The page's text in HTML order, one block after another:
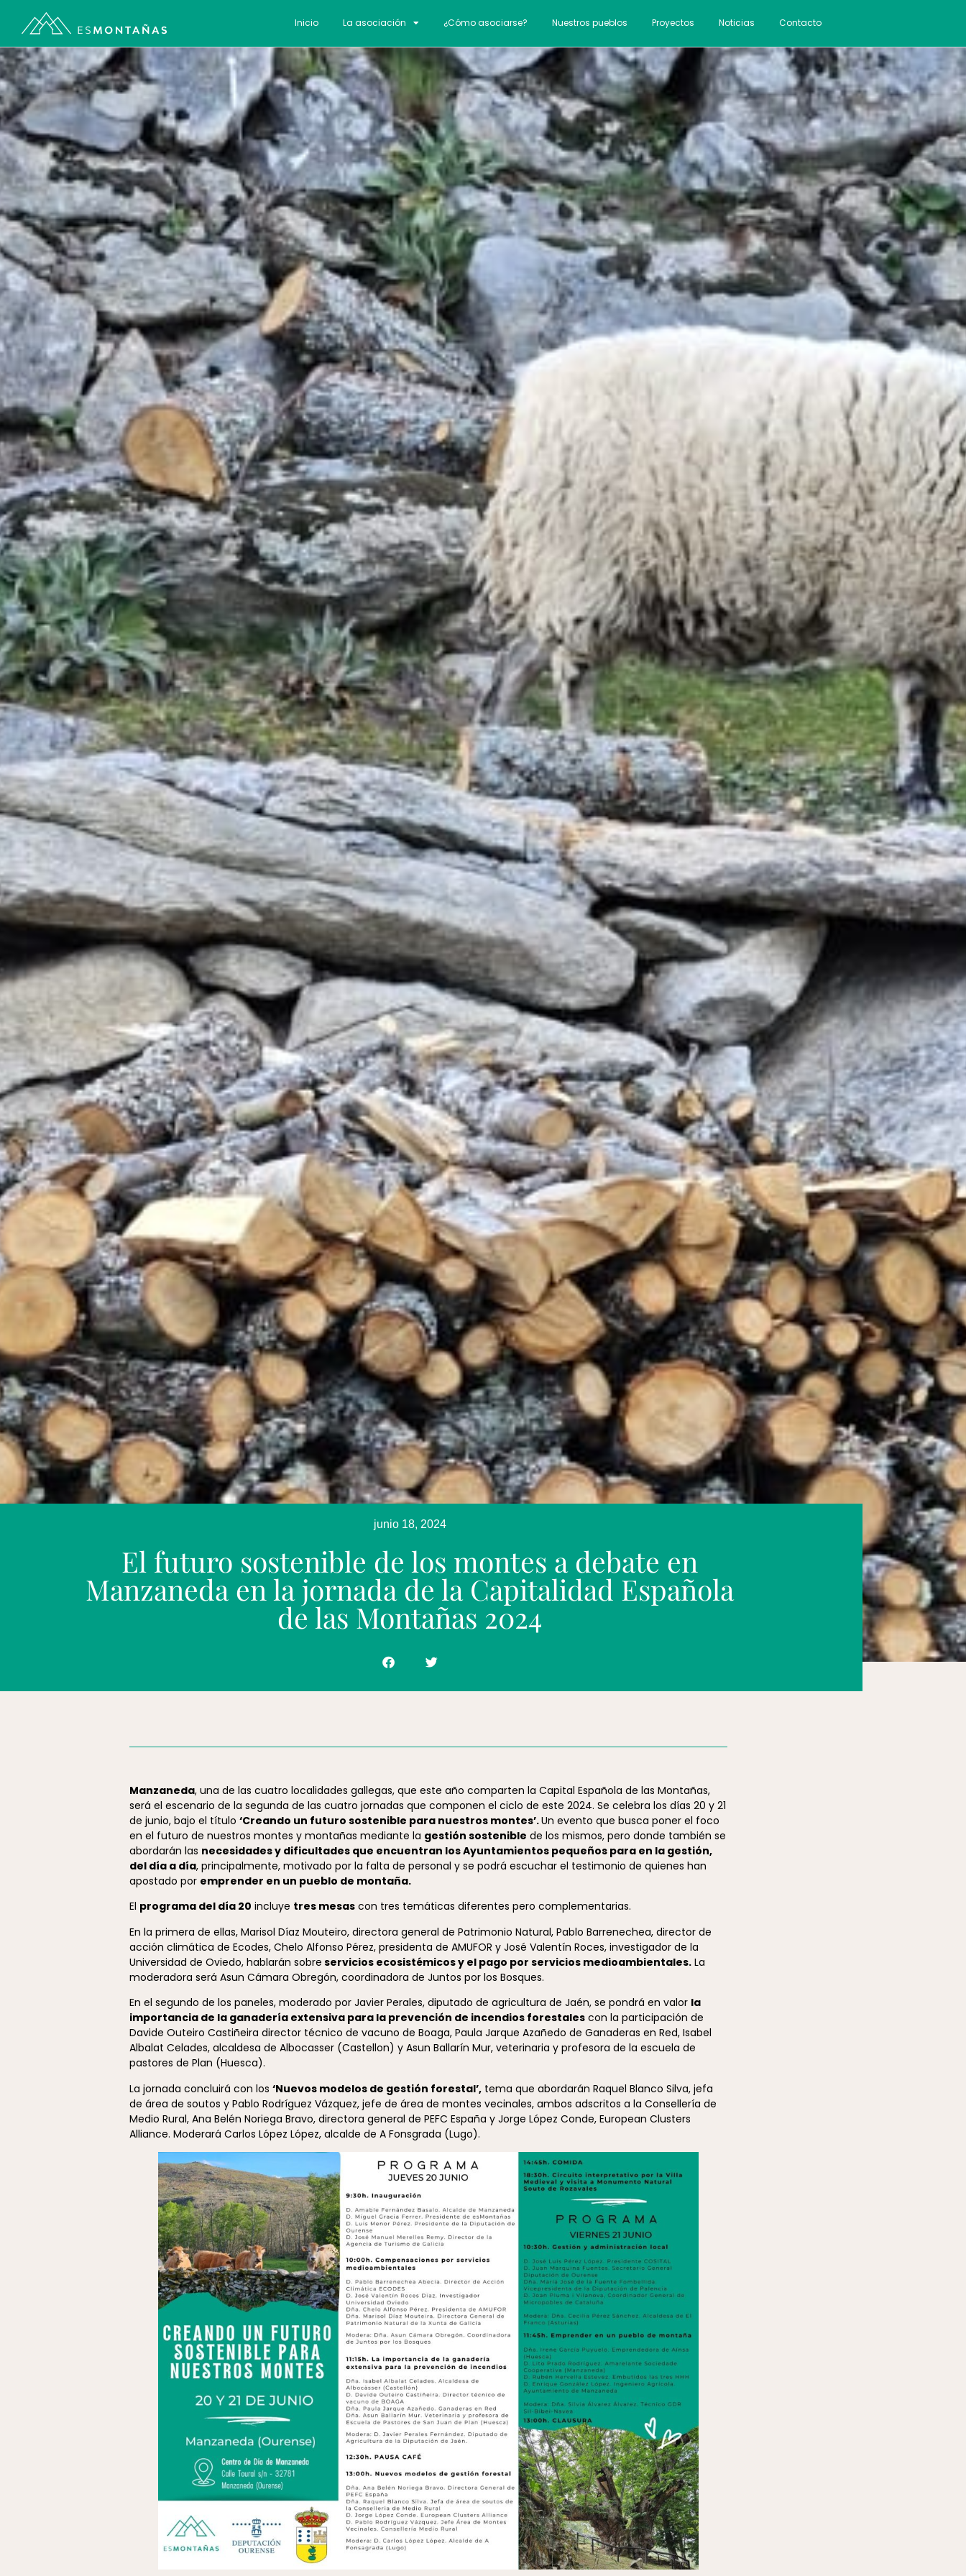
Inicio La asociación ¿Cómo asociarse? Nuestros pueblos Proyectos Noticias Contacto
junio 18, 2024
El futuro sostenible de los montes a debate en
Manzaneda en la jornada de la Capitalidad Española
de las Montañas 2024
Manzaneda, una de las cuatro localidades gallegas, que este año comparten la Capital Española de las Montañas,
será el escenario de la segunda de las cuatro jornadas que componen el ciclo de este 2024. Se celebra los días 20 y 21
de junio, bajo el título ‘Creando un futuro sostenible para nuestros montes’.Un evento que busca poner el foco
en el futuro de nuestros montes y montañas mediante la gestión sostenible de los mismos, pero donde también se
abordarán las necesidades y dificultades que encuentran los Ayuntamientos pequeños para en la gestión,
del día a día, principalmente, motivado por la falta de personal y se podrá escuchar el testimonio de quienes han
apostado por emprender en un pueblo de montaña.
El programa del día 20 incluye tres mesas con tres temáticas diferentes pero complementarias.
En la primera de ellas, Marisol Díaz Mouteiro, directora general de Patrimonio Natural, Pablo Barrenechea, director de
acción climática de Ecodes, Chelo Alfonso Pérez, presidenta de AMUFOR y José Valentín Roces, investigador de la
Universidad de Oviedo, hablarán sobre servicios ecosistémicos y el pago por servicios medioambientales. La
moderadora será Asun Cámara Obregón, coordinadora de Juntos por los Bosques.
En el segundo de los paneles, moderado por Javier Perales, diputado de agricultura de Jaén, se pondrá en valor la
importancia de la ganadería extensiva para la prevención de incendios forestales con la participación de
Davide Outeiro Castiñeira director técnico de vacuno de Boaga, Paula Jarque Azañedo de Ganaderas en Red, Isabel
Albalat Celades, alcaldesa de Albocasser (Castellon) y Asun Ballarín Mur, veterinaria y profesora de la escuela de
pastores de Plan (Huesca).
La jornada concluirá con los ‘Nuevos modelos de gestión forestal’, tema que abordarán Raquel Blanco Silva, jefa
de área de soutos y Pablo Rodríguez Vázquez, jefe de área de montes vecinales, ambos adscritos a la Consellería de
Medio Rural, Ana Belén Noriega Bravo, directora general de PEFC España y Jorge López Conde, European Clusters
Alliance. Moderará Carlos López López, alcalde de A Fonsgrada (Lugo).